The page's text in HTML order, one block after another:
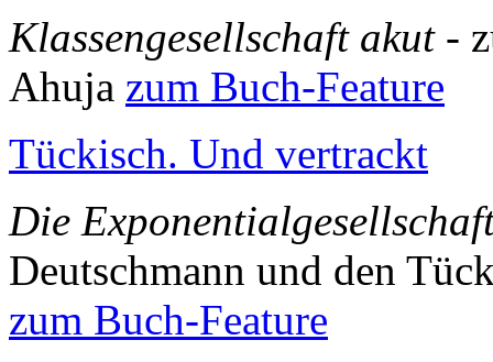
Klassengesellschaft akut-
Ahuja zum Buch-Feature
Tückisch. Und vertrackt
Die
Deutschmann und den
zum Buch-Feature